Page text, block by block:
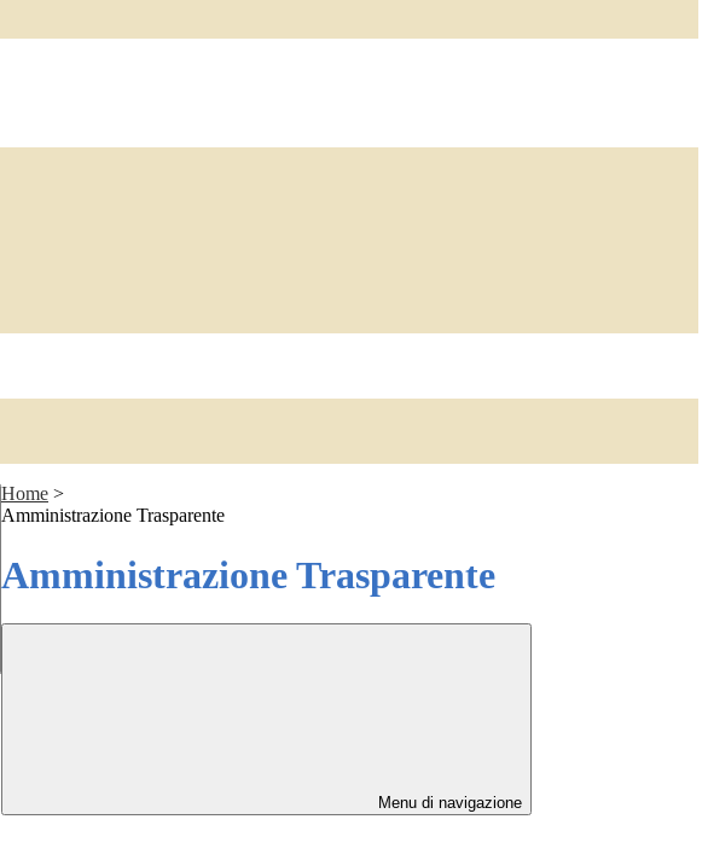
Home >
Amministrazione Trasparente
Amministrazione Trasparente
Menu di navigazione